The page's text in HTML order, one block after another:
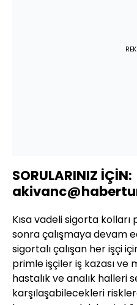
SORULARINIZ İÇİN:
Kısa vadeli sigorta
sonra çalışmaya devam
sigortalı çalışan her işçi
primle işçiler iş kazası ve
hastalık ve analık halleri
karşılaşabilecekleri